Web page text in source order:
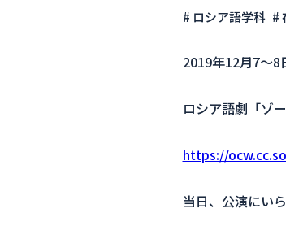
# ロシア語学科 #
2019年12月7〜8
ロシア語劇「ゾ
https://
当日、公演にい